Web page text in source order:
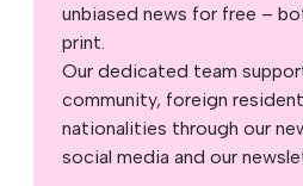
unbiased news for free –
print.
Our dedicated team
community, foreign
nationalities through our
social media and our